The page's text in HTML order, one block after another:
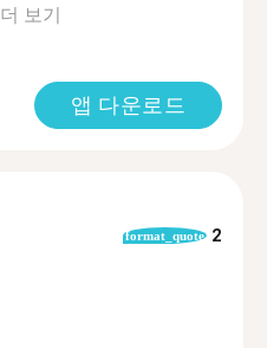
더 보기
앱 다운로드
format_quote 2